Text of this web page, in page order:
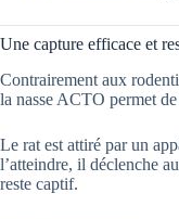
Une capture efficace et
Contrairement aux
la nasse ACTO permet
Le rat est attiré par un
l’atteindre, il déclenche
reste captif.